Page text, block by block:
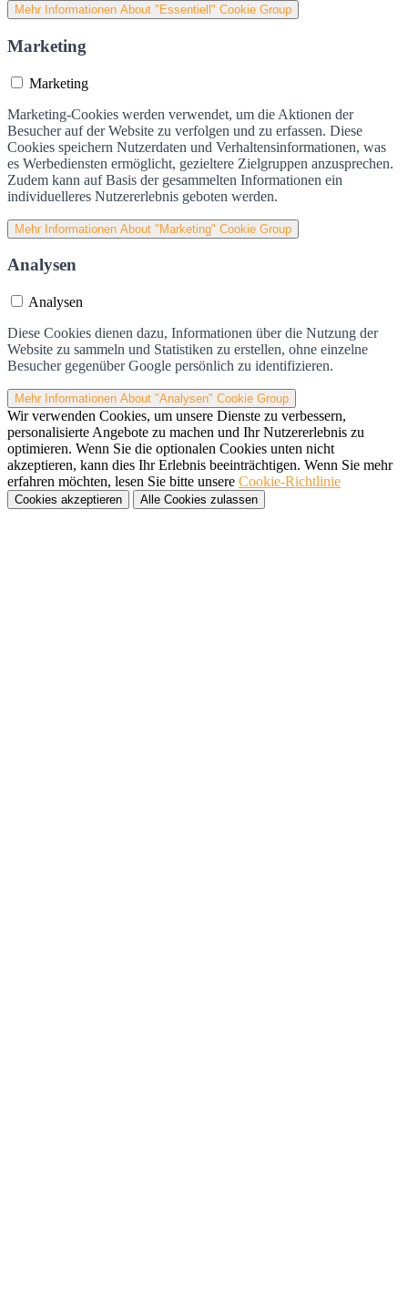
Mehr Informationen About "Essentiell" Cookie Group
Marketing
Marketing
Marketing-Cookies werden verwendet, um die Aktionen der
Besucher auf der Website zu verfolgen und zu erfassen. Diese
Cookies speichern Nutzerdaten und Verhaltensinformationen, was
es Werbediensten ermöglicht, gezieltere Zielgruppen anzusprechen.
Zudem kann auf Basis der gesammelten Informationen ein
individuelleres Nutzererlebnis geboten werden.
Mehr Informationen About "Marketing" Cookie Group
Analysen
Analysen
Diese Cookies dienen dazu, Informationen über die Nutzung der
Website zu sammeln und Statistiken zu erstellen, ohne einzelne
Besucher gegenüber Google persönlich zu identifizieren.
Mehr Informationen About "Analysen" Cookie Group
Wir verwenden Cookies, um unsere Dienste zu verbessern,
personalisierte Angebote zu machen und Ihr Nutzererlebnis zu
optimieren. Wenn Sie die optionalen Cookies unten nicht
akzeptieren, kann dies Ihr Erlebnis beeinträchtigen. Wenn Sie mehr
erfahren möchten, lesen Sie bitte unsere Cookie-Richtlinie
Cookies akzeptieren Alle Cookies zulassen